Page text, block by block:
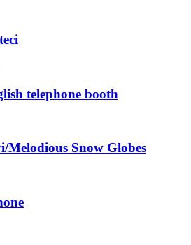
telephone booth
Snow Globes